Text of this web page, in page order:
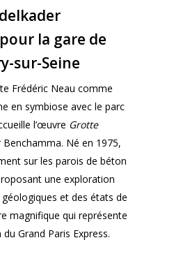
la gare de
sur-Seine
Frédéric Neau comme
en symbiose avec le parc
l’œuvre Grotte
Benchamma. Né en 1975,
sur les parois de béton
une exploration
et des états de
magnifique qui représente
Grand Paris Express.